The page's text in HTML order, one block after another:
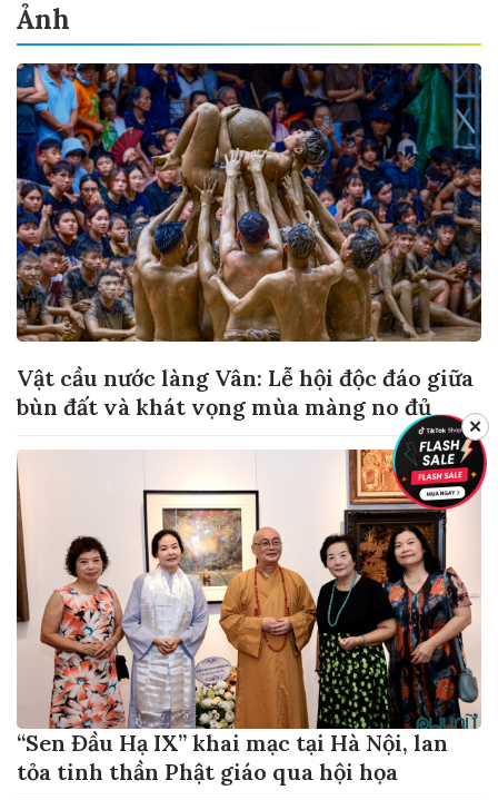
Ảnh
Vật cầu nước làng Vân: Lễ hội độc đáo giữa
bùn đất và khát vọng mùa màng no đủ
“Sen Đầu Hạ IX” khai mạc tại Hà Nội, lan
tỏa tinh thần Phật giáo qua hội họa
✕